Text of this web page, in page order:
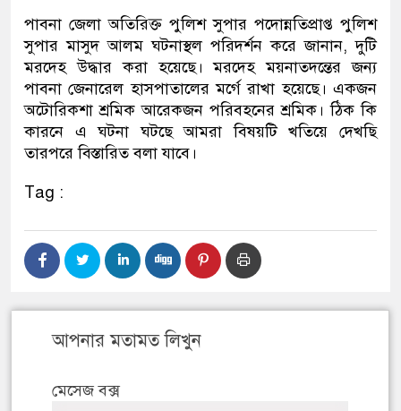
পাবনা জেলা অতিরিক্ত পুলিশ সুপার পদোন্নতিপ্রাপ্ত পুলিশ
সুপার মাসুদ আলম ঘটনাস্থল পরিদর্শন করে জানান, দুটি
মরদেহ উদ্ধার করা হয়েছে। মরদেহ ময়নাতদন্তের জন্য
পাবনা জেনারেল হাসপাতালের মর্গে রাখা হয়েছে। একজন
অটোরিকশা শ্রমিক আরেকজন পরিবহনের শ্রমিক। ঠিক কি
কারনে এ ঘটনা ঘটছে আমরা বিষয়টি খতিয়ে দেখছি
তারপরে বিস্তারিত বলা যাবে।
Tag :
আপনার মতামত লিখুন
মেসেজ বক্স